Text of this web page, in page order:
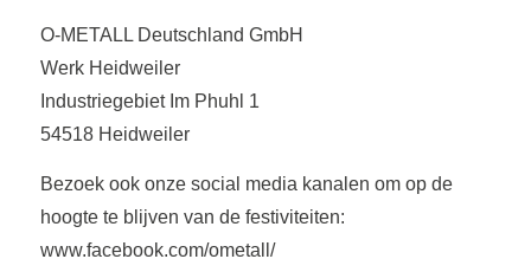
O-METALL Deutschland GmbH
Werk Heidweiler
Industriegebiet Im Phuhl 1
54518 Heidweiler
Bezoek ook onze social media kanalen om op de
hoogte te blijven van de festiviteiten:
www.facebook.com/ometall/